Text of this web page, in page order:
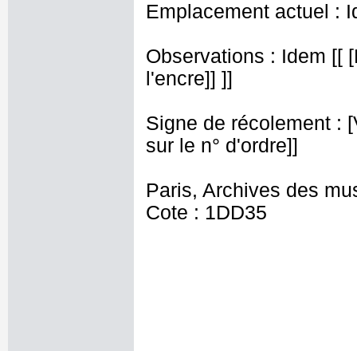
Emplacement actuel :
Observations : Idem [[
l'encre]] ]]
Signe de récolement :
sur le n° d'ordre]]
Paris, Archives des
Cote : 1DD35